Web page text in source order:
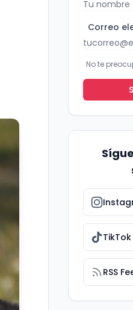
Correo
No te
TikTok
RSS